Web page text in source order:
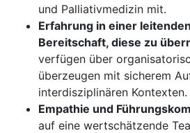
und Palliativmedizin mit.
Erfahrung in einer
Bereitschaft, diese zu
verfügen über
überzeugen mit sicherem
interdisziplinären Kontexten.
Empathie und
auf eine wertschätzende